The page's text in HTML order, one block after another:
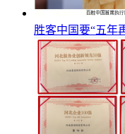
胜客中国要“五年